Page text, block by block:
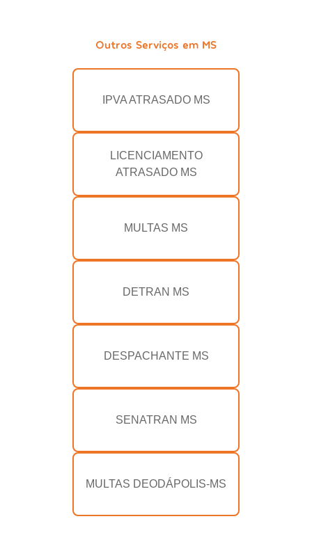
Outros Serviços em MS
IPVA ATRASADO MS
LICENCIAMENTO
ATRASADO MS
MULTAS MS
DETRAN MS
DESPACHANTE MS
SENATRAN MS
MULTAS DEODÁPOLIS-MS